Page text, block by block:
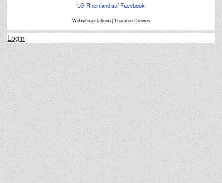
LG Rheinland auf Facebook
Websitegestaltung | Thorsten Drewes
Login